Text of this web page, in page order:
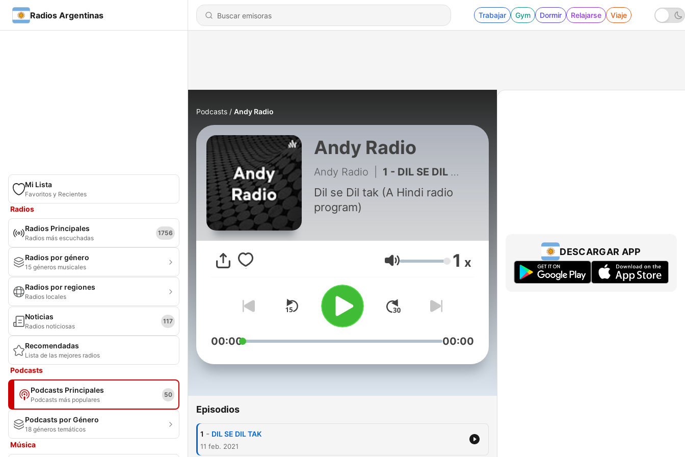
Radios Argentinas Trabajar Gym Dormir Relajarse Viaje
Mi Lista
Favoritos y Recientes
Radios
Radios Principales
Radios más escuchadas
1756
Radios por género
15 géneros musicales
Radios por regiones
Radios locales
Noticias
Radios noticiosas
117
Recomendadas
Lista de las mejores radios
Podcasts
Podcasts Principales
Podcasts más populares
50
Podcasts por Género
18 géneros temáticos
Música
Podcasts Andy Radio
Andy Radio
Andy Radio 1 - DIL SE DIL TAK
Dil se Dil tak (A Hindi radio
program)
Volumen 1 x
00:00 00:00
Episodios
1 - DIL SE DIL TAK
11 feb. 2021
DESCARGAR APP